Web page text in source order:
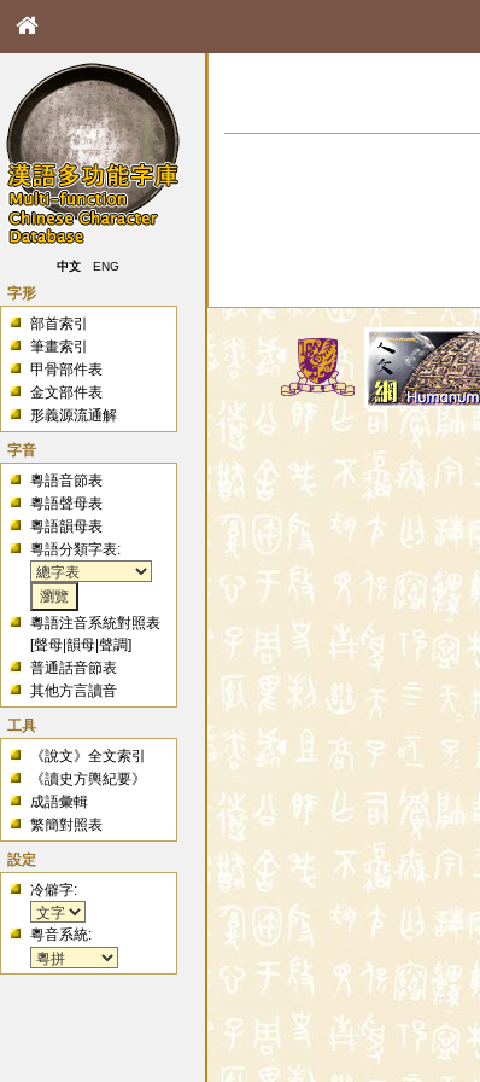
中文 ENG
字形
部首索引
筆畫索引
甲骨部件表
金文部件表
形義源流通解
字音
粵語音節表
粵語聲母表
粵語韻母表
粵語分類字表:
粵語注音系統對照表
[聲母 |韻母 |聲調]
普通話音節表
其他方言讀音
工具
《說文》全文索引
《讀史方輿紀要》
成語彙輯
繁簡對照表
設定
冷僻字:
粵音系統: